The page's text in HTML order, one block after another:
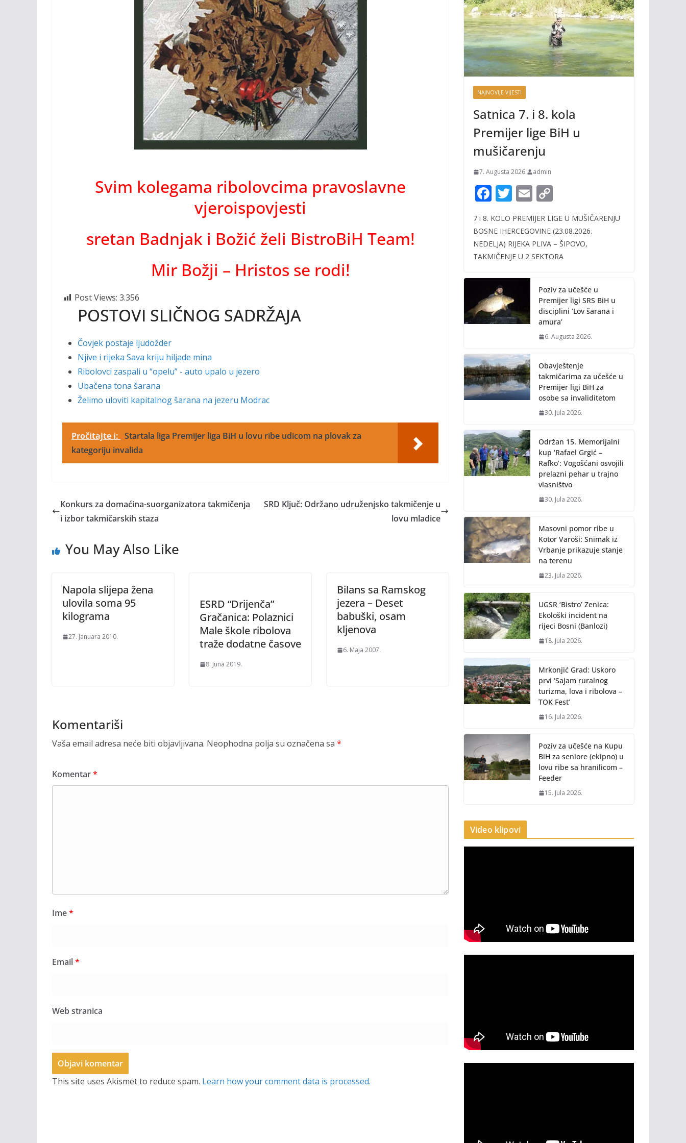
Svim kolegama ribolovcima pravoslavne
vjeroispovjesti
sretan Badnjak i Božić želi BistroBiH Team!
Mir Božji – Hristos se rodi!
Post Views: 3.356
POSTOVI SLIČNOG SADRŽAJA
Čovjek postaje ljudožder
Njive i rijeka Sava kriju hiljade mina
Ribolovci zaspali u “opelu” - auto upalo u jezero
Ubačena tona šarana
Želimo uloviti kapitalnog šarana na jezeru Modrac
Pročitajte i: Startala liga Premijer liga BiH u lovu ribe udicom na plovak za
kategoriju invalida
Konkurs za domaćina-suorganizatora takmičenja
i izbor takmičarskih staza
SRD Ključ: Održano udruženjsko takmičenje u
lovu mladice
You May Also Like
Napola slijepa žena
ulovila soma 95
kilograma
27. Januara 2010.
ESRD “Drijenča”
Gračanica: Polaznici
Male škole ribolova
traže dodatne časove
8. Juna 2019.
Bilans sa Ramskog
jezera – Deset
babuški, osam
kljenova
6. Maja 2007.
Komentariši
Vaša email adresa neće biti objavljivana. Neophodna polja su označena sa *
Komentar*
Ime*
Email*
Web stranica
This site uses Akismet to reduce spam. Learn how your comment data is processed.
NAJNOVIJE VIJESTI
Satnica 7. i 8. kola
Premijer lige BiH u
mušičarenju
7. Augusta 2026. admin
F
e
b
o
o
k
T
itt
er
E
ai
l
p
y
Li
k
7 i 8. KOLO PREMIJER LIGE U MUŠIČARENJU
BOSNE IHERCEGOVINE (23.08.2026.
NEDELJA) RIJEKA PLIVA – ŠIPOVO,
TAKMIČENJE U 2 SEKTORA
Poziv za učešće u
Premijer ligi SRS BiH u
disciplini ‘Lov šarana i
amura’
6. Augusta 2026.
Obavještenje
takmičarima za učešće u
Premijer ligi BiH za
osobe sa invaliditetom
30. Jula 2026.
Održan 15. Memorijalni
kup ‘Rafael Grgić –
Rafko’: Vogošćani osvojili
prelazni pehar u trajno
vlasništvo
30. Jula 2026.
Masovni pomor ribe u
Kotor Varoši: Snimak iz
Vrbanje prikazuje stanje
na terenu
23. Jula 2026.
UGSR ‘Bistro’ Zenica:
Ekološki incident na
rijeci Bosni (Banlozi)
18. Jula 2026.
Mrkonjić Grad: Uskoro
prvi ‘Sajam ruralnog
turizma, lova i ribolova –
TOK Fest’
16. Jula 2026.
Poziv za učešće na Kupu
BiH za seniore (ekipno) u
lovu ribe sa hranilicom –
Feeder
15. Jula 2026.
Video klipovi